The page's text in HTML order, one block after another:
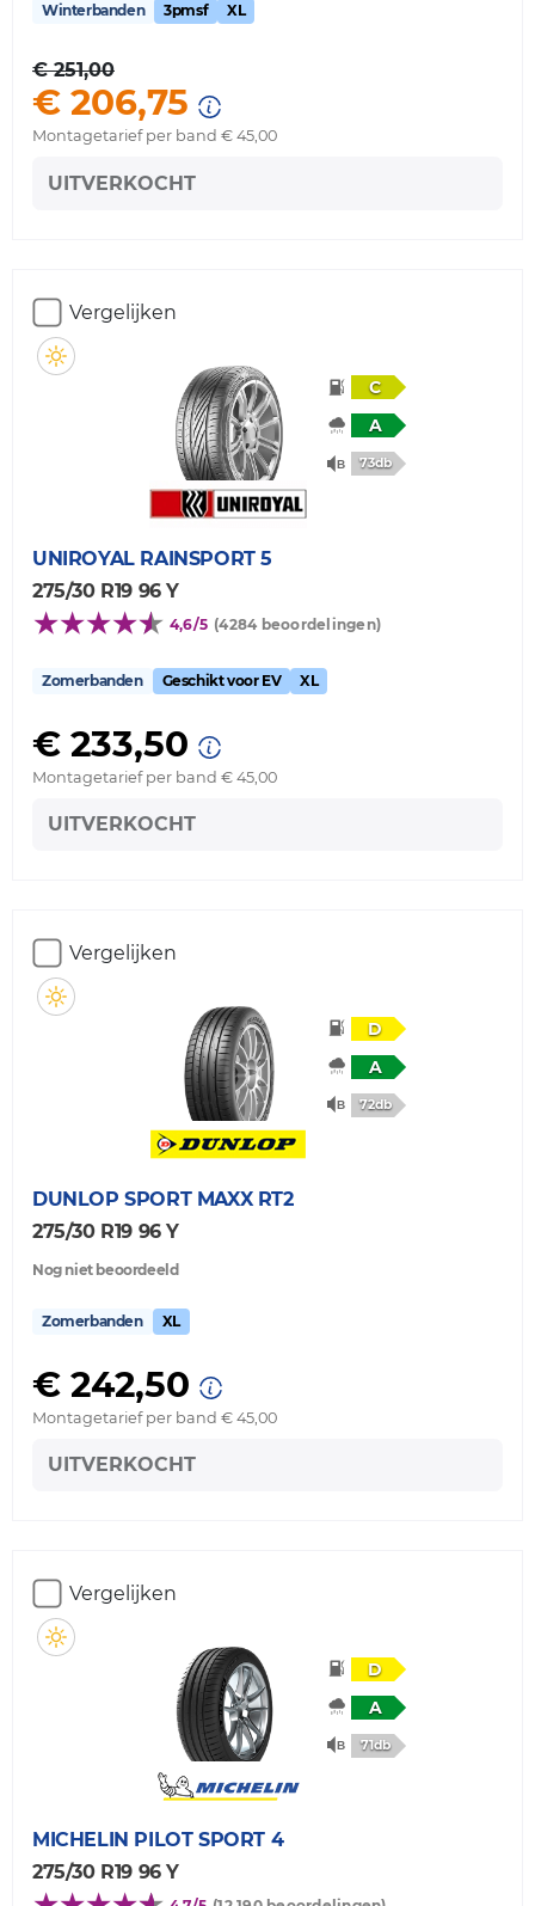
Winterbanden 3pmsf XL
€ 251,00
€ 206,75
Montagetarief per band € 45,00
UITVERKOCHT
Vergelijken
C
A
73db
UNIROYAL RAINSPORT 5
275/30 R19 96 Y
4,6/5 (4284 beoordelingen)
Zomerbanden Geschikt voor EV XL
€ 233,50
Montagetarief per band € 45,00
UITVERKOCHT
Vergelijken
D
A
72db
DUNLOP SPORT MAXX RT2
275/30 R19 96 Y
Nog niet beoordeeld
Zomerbanden XL
€ 242,50
Montagetarief per band € 45,00
UITVERKOCHT
Vergelijken
D
A
71db
MICHELIN PILOT SPORT 4
275/30 R19 96 Y